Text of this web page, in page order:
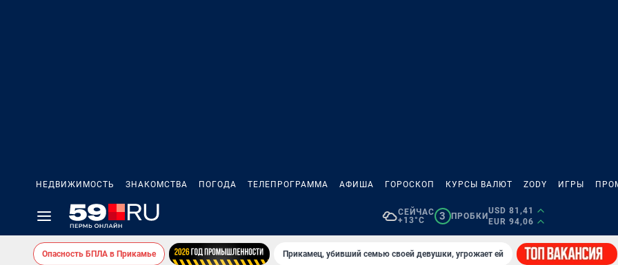
НЕДВИЖИМОСТЬ ЗНАКОМСТВА ПОГОДА ТЕЛЕПРОГРАММА АФИША ГОРОСКОП КУРСЫ ВАЛЮТ ZODY ИГРЫ
СЕЙЧАС
+13°C
3 ПРОБКИ
USD 81,41
EUR 94,06
Опасность БПЛА в Прикамье Прикамец, убивший семью своей девушки, угрожает ей